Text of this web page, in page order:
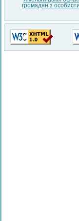
громадян з